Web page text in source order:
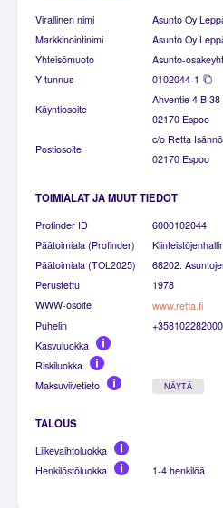
Virallinen nimi
Asunto Oy
Markkinointinimi
Asunto Oy
Yhteisömuoto
Asunto-
Y-tunnus
0102044-1
Käyntiosoite
Ahventie 4 B 38
02170 Espoo
Postiosoite
c/o Retta
02170 Espoo
TOIMIALAT JA MUUT TIEDOT
Profinder ID
6000102044
Päätoimiala (Profinder)
Päätoimiala (TOL2025)
68202.
Perustettu
1978
WWW-osoite
www.retta.fi
Puhelin
+358102282000
Kasvuluokka
Riskiluokka
Maksuviivetieto
NÄYTÄ
TALOUS
Liikevaihtoluokka
Henkilöstöluokka
1-4 henkilöä